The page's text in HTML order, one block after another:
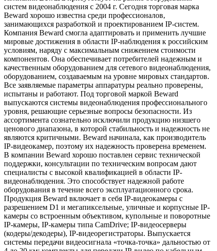
систем видеонаблюдения с 2004 г. Сегодня торговая марка
Beward хорошо известна среди профессионалов,
занимающихся разработкой и проектированием IP-систем.
Компания Beward смогла адаптировать и применить лучшие
мировые достижения в области IP-наблюдения к российским
условиям, наряду с максимальным снижением стоимости
компонентов. Она обеспечивает потребителей надежным и
качественным оборудованием для сетевого видеонаблюдения,
оборудованием, создаваемым на уровне мировых стандартов.
Все заявляемые параметры аппаратуры реально проверены,
испытаны и работают. Под торговой маркой Beward
выпускаются системы видеонаблюдения профессионального
уровня, решающие серьезные вопросы безопасности. Из
ассортимента сознательно исключили продукцию низшего
ценового диапазона, в которой стабильность и надежность не
являются критичными. Beward начинала, как производитель
IP-видеокамер, поэтому их надежность проверена временем.
В компании Beward хорошо поставлен сервис технической
поддержки, консультации по техническим вопросам дают
специалисты с высокой квалификацией в области IP-
видеонаблюдения. Это способствует надежной работе
оборудования в течение всего эксплуатационного срока.
Продукция Beward включает в себя IP-видеокамеры с
разрешением D1 и мегапиксельные, уличные и корпусные IP-
камеры со встроенным объективом, купольные и поворотные
IP-камеры, IP-камеры типа CamDrive; IP-видеосерверы
(кодеры/декодеры), IP-видеорегистраторы. Выпускается
системы передачи видеосигнала «точка-точка» дальностью от